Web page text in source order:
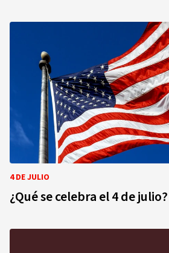
4 DE JULIO
¿Qué se celebra el 4 de julio?